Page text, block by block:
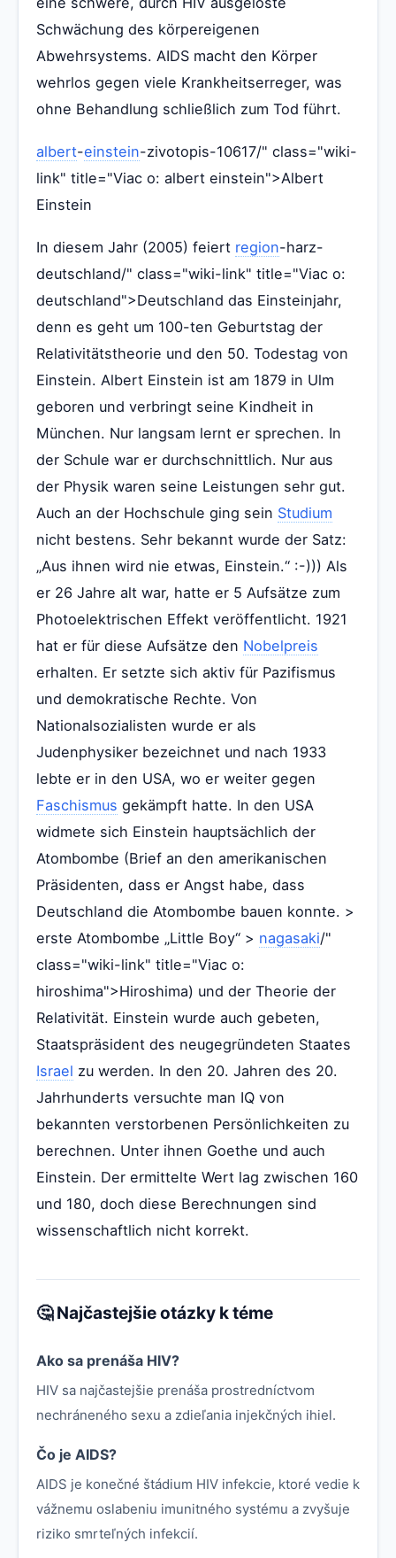
Schwächung des körpereigenen
Abwehrsystems. AIDS macht den Körper
wehrlos gegen viele Krankheitserreger, was
ohne Behandlung schließlich zum Tod führt.
albert-einstein-zivotopis-10617/" class="wiki-
link" title="Viac o: albert einstein">Albert
Einstein
In diesem Jahr (2005) feiert region-harz-
deutschland/" class="wiki-link" title="Viac o:
deutschland">Deutschland das Einsteinjahr,
denn es geht um 100-ten Geburtstag der
Relativitätstheorie und den 50. Todestag von
Einstein. Albert Einstein ist am 1879 in Ulm
geboren und verbringt seine Kindheit in
München. Nur langsam lernt er sprechen. In
der Schule war er durchschnittlich. Nur aus
der Physik waren seine Leistungen sehr gut.
Auch an der Hochschule ging sein Studium
nicht bestens. Sehr bekannt wurde der Satz:
„Aus ihnen wird nie etwas, Einstein.“ :-))) Als
er 26 Jahre alt war, hatte er 5 Aufsätze zum
Photoelektrischen Effekt veröffentlicht. 1921
hat er für diese Aufsätze den Nobelpreis
erhalten. Er setzte sich aktiv für Pazifismus
und demokratische Rechte. Von
Nationalsozialisten wurde er als
Judenphysiker bezeichnet und nach 1933
lebte er in den USA, wo er weiter gegen
Faschismus gekämpft hatte. In den USA
widmete sich Einstein hauptsächlich der
Atombombe (Brief an den amerikanischen
Präsidenten, dass er Angst habe, dass
Deutschland die Atombombe bauen konnte. >
erste Atombombe „Little Boy“ > nagasaki/"
class="wiki-link" title="Viac o:
hiroshima">Hiroshima) und der Theorie der
Relativität. Einstein wurde auch gebeten,
Staatspräsident des neugegründeten Staates
Israel zu werden. In den 20. Jahren des 20.
Jahrhunderts versuchte man IQ von
bekannten verstorbenen Persönlichkeiten zu
berechnen. Unter ihnen Goethe und auch
Einstein. Der ermittelte Wert lag zwischen 160
und 180, doch diese Berechnungen sind
wissenschaftlich nicht korrekt.
🤔 Najčastejšie otázky k téme
Ako sa prenáša HIV?
HIV sa najčastejšie prenáša prostredníctvom
nechráneného sexu a zdieľania injekčných ihiel.
Čo je AIDS?
AIDS je konečné štádium HIV infekcie, ktoré vedie k
vážnemu oslabeniu imunitného systému a zvyšuje
riziko smrteľných infekcií.